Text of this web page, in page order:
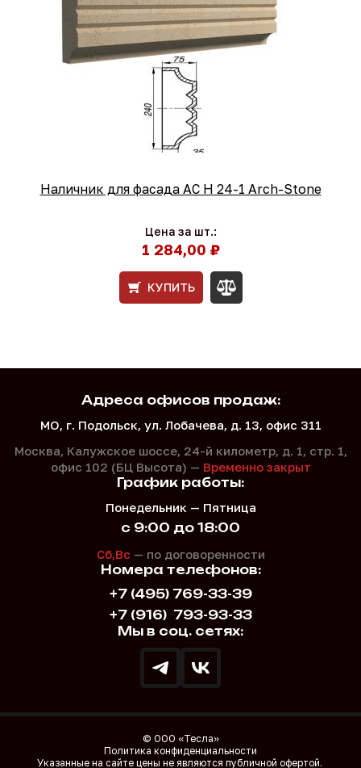
Наличник для фасада AC Н 24-1 Arch-Stone
Цена за шт.:
1 284,00 ₽
КУПИТЬ
Адреса офисов продаж:
МО, г. Подольск, ул. Лобачева, д. 13, офис 311
Москва, Калужское шоссе, 24-й километр, д. 1, стр. 1,
офис 102 (БЦ Высота) — Временно закрыт
Номера телефонов:
+7 (495) 769-33-39
+7 (916) 793-93-33
График работы:
Понедельник — Пятница
с 9:00 до 18:00
Сб,Вс — по договоренности
Мы в соц. сетях:
© ООО «Тесла»
Политика конфиденциальности
Указанные на сайте цены не являются публичной офертой.